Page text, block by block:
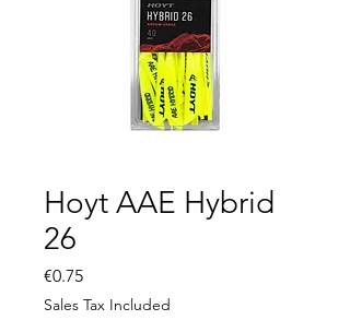
Hoyt AAE Hybrid
26
€0.75Price
Sales Tax Included